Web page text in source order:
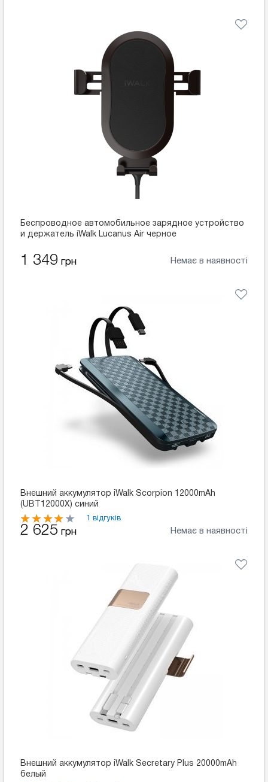
Беспроводное автомобильное зарядное устройство
и держатель iWalk Lucanus Air черное
1 349 грн Немає в наявності
Внешний аккумулятор iWalk Scorpion 12000mAh
(UBT12000X) синий
1 відгуків
2 625 грн Немає в наявності
Внешний аккумулятор iWalk Secretary Plus 20000mAh
белый